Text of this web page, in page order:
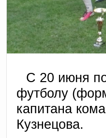
С 20 июня
футболу
капитана
Кузнецова.